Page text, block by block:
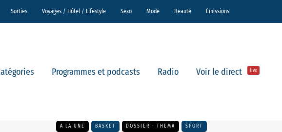
Sorties Voyages / Hôtel / Lifestyle Sexo Mode Beauté Émissions
Programmes et podcasts Radio Voir le direct live
A LA UNE BASKET DOSSIER - THEMA SPORT